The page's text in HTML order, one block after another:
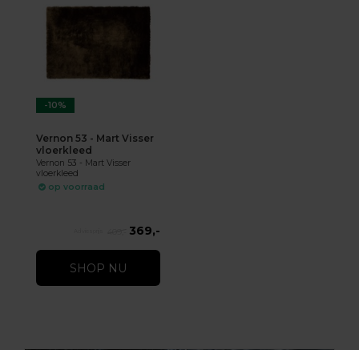
-10%
Vernon 53 - Mart Visser
vloerkleed
Vernon 53 - Mart Visser
vloerkleed
op voorraad
369,-
SHOP NU